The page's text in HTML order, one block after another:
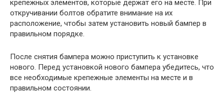
крепежных элементов, которые держат его на месте. При
откручивании болтов обратите внимание на их
расположение, чтобы затем установить новый бампер в
правильном порядке.
После снятия бампера можно приступить к установке
нового. Перед установкой нового бампера убедитесь, что
все необходимые крепежные элементы на месте и в
правильном состоянии.